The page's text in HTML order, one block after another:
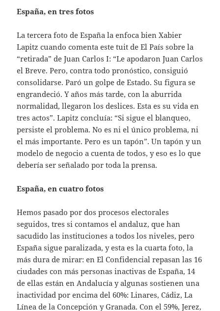
España, en tres fotos
La tercera foto de España la enfoca bien Xabier
Lapitz cuando comenta este tuit de El País sobre la
“retirada” de Juan Carlos I: “Le apodaron Juan Carlos
el Breve. Pero, contra todo pronóstico, consiguió
consolidarse. Paró un golpe de Estado. Su figura se
engrandeció. Y años más tarde, con la aburrida
normalidad, llegaron los deslices. Esta es su vida en
tres actos”. Lapitz concluía: “Si sigue el blanqueo,
persiste el problema. No es ni el único problema, ni
el más importante. Pero es un tapón”. Un tapón y un
modelo de negocio a cuenta de todos, y eso es lo que
debería ser señalado por toda la prensa.
España, en cuatro fotos
Hemos pasado por dos procesos electorales
seguidos, tres si contamos el andaluz, que han
sacudido las instituciones a todos los niveles, pero
España sigue paralizada, y esta es la cuarta foto, la
más dura de mirar: en El Confidencial repasan las 16
ciudades con más personas inactivas de España, 14
de ellas están en Andalucía y algunas sostienen una
inactividad por encima del 60%: Linares, Cádiz, La
Línea de la Concepción y Granada. Con el 59%, Jerez,